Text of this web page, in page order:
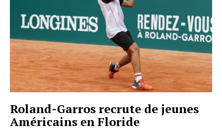
Roland-Garros recrute de jeunes
Américains en Floride